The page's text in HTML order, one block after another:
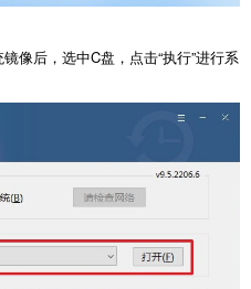
像后，选中C盘，点击“执行”进行系